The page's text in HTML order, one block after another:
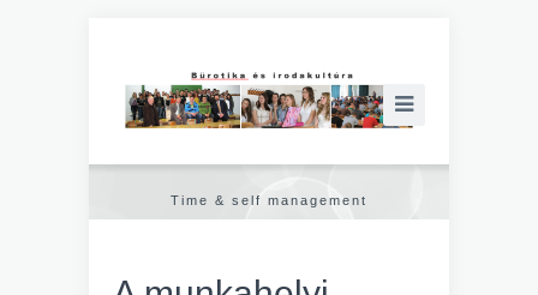
Time & self management